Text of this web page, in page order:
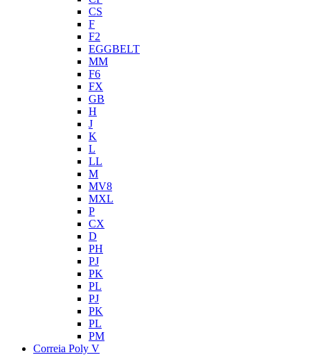
CS
F
F2
EGGBELT
MM
F6
FX
GB
H
J
K
L
LL
M
MV8
MXL
P
CX
D
PH
PJ
PK
PL
PJ
PK
PL
PM
Correia Poly V